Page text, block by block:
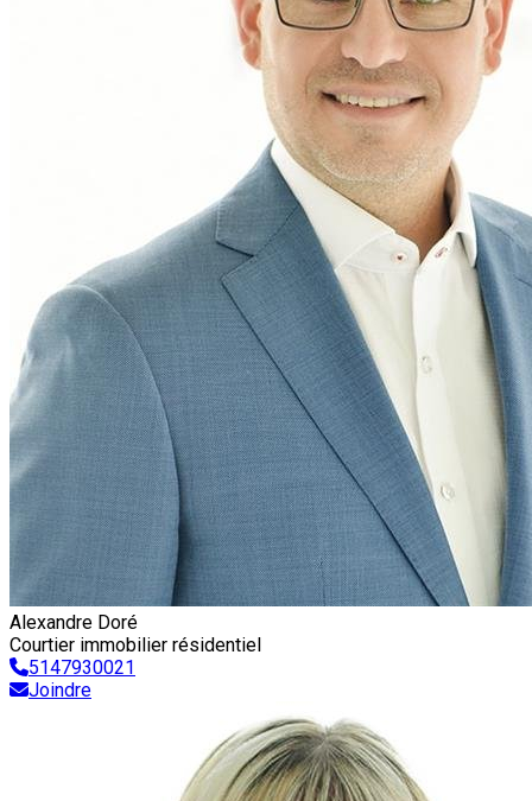
Alexandre Doré
Courtier immobilier résidentiel
5147930021
Joindre